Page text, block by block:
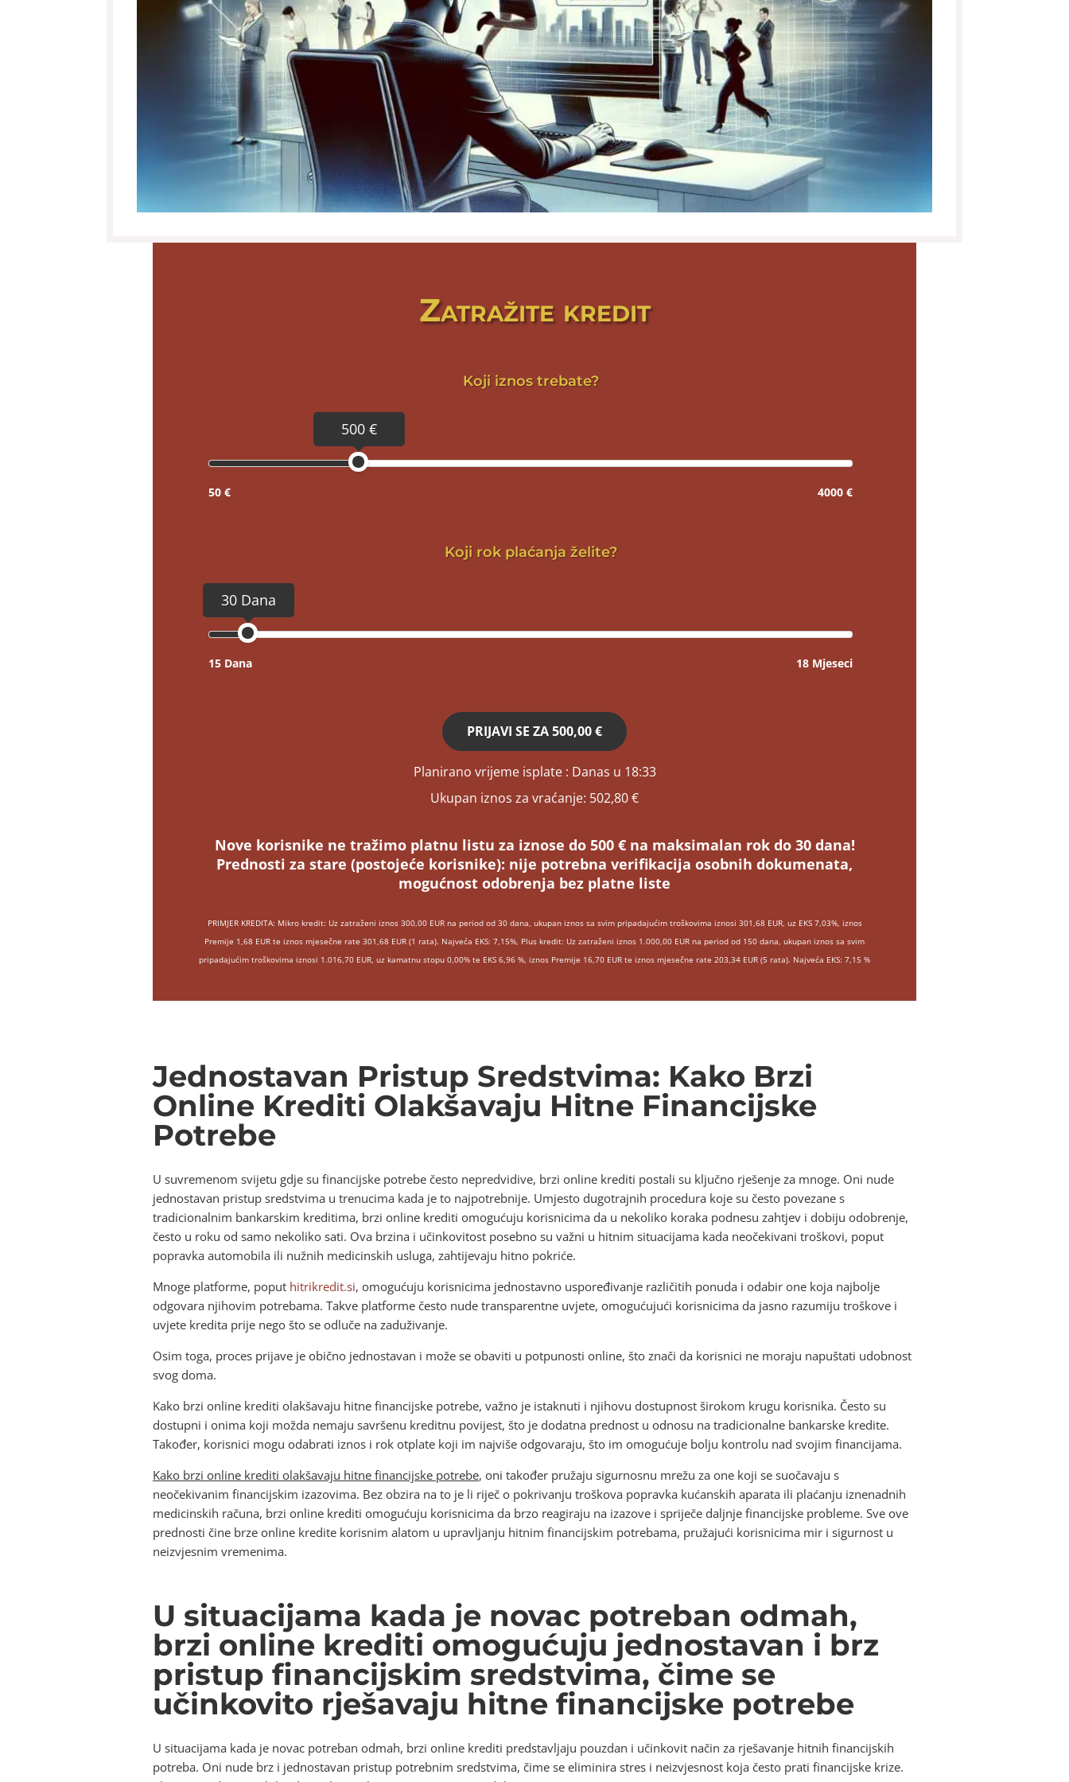
Zatražite kredit
Koji iznos trebate?
500 €
50 € 4000 €
Koji rok plaćanja želite?
30 Dana
15 Dana 18 Mjeseci
PRIJAVI SE ZA500,00 €
Planirano vrijeme isplate : Danas u 18:33
Ukupan iznos za vraćanje: 502,80 €
Nove korisnike ne tražimo platnu listu za iznose do 500 € na maksimalan rok do 30 dana!
Prednosti za stare (postojeće korisnike): nije potrebna verifikacija osobnih dokumenata,
mogućnost odobrenja bez platne liste
PRIMJER KREDITA: Mikro kredit: Uz zatraženi iznos 300,00 EUR na period od 30 dana, ukupan iznos sa svim pripadajućim troškovima iznosi 301,68 EUR, uz EKS 7,03%, iznos
Premije 1,68 EUR te iznos mjesečne rate 301,68 EUR (1 rata). Najveća EKS: 7,15%, Plus kredit: Uz zatraženi iznos 1.000,00 EUR na period od 150 dana, ukupan iznos sa svim
pripadajućim troškovima iznosi 1.016,70 EUR, uz kamatnu stopu 0,00% te EKS 6,96 %, iznos Premije 16,70 EUR te iznos mjesečne rate 203,34 EUR (5 rata). Najveća EKS: 7,15 %
Jednostavan Pristup Sredstvima: Kako Brzi
Online Krediti Olakšavaju Hitne Financijske
Potrebe
U suvremenom svijetu gdje su financijske potrebe često nepredvidive, brzi online krediti postali su ključno rješenje za mnoge. Oni nude
jednostavan pristup sredstvima u trenucima kada je to najpotrebnije. Umjesto dugotrajnih procedura koje su često povezane s
tradicionalnim bankarskim kreditima, brzi online krediti omogućuju korisnicima da u nekoliko koraka podnesu zahtjev i dobiju odobrenje,
često u roku od samo nekoliko sati. Ova brzina i učinkovitost posebno su važni u hitnim situacijama kada neočekivani troškovi, poput
popravka automobila ili nužnih medicinskih usluga, zahtijevaju hitno pokriće.
Mnoge platforme, poput hitrikredit.si, omogućuju korisnicima jednostavno uspoređivanje različitih ponuda i odabir one koja najbolje
odgovara njihovim potrebama. Takve platforme često nude transparentne uvjete, omogućujući korisnicima da jasno razumiju troškove i
uvjete kredita prije nego što se odluče na zaduživanje.
Osim toga, proces prijave je obično jednostavan i može se obaviti u potpunosti online, što znači da korisnici ne moraju napuštati udobnost
svog doma.
Kako brzi online krediti olakšavaju hitne financijske potrebe, važno je istaknuti i njihovu dostupnost širokom krugu korisnika. Često su
dostupni i onima koji možda nemaju savršenu kreditnu povijest, što je dodatna prednost u odnosu na tradicionalne bankarske kredite.
Također, korisnici mogu odabrati iznos i rok otplate koji im najviše odgovaraju, što im omogućuje bolju kontrolu nad svojim financijama.
Kako brzi online krediti olakšavaju hitne financijske potrebe, oni također pružaju sigurnosnu mrežu za one koji se suočavaju s
neočekivanim financijskim izazovima. Bez obzira na to je li riječ o pokrivanju troškova popravka kućanskih aparata ili plaćanju iznenadnih
medicinskih računa, brzi online krediti omogućuju korisnicima da brzo reagiraju na izazove i spriječe daljnje financijske probleme. Sve ove
prednosti čine brze online kredite korisnim alatom u upravljanju hitnim financijskim potrebama, pružajući korisnicima mir i sigurnost u
neizvjesnim vremenima.
U situacijama kada je novac potreban odmah,
brzi online krediti omogućuju jednostavan i brz
pristup financijskim sredstvima, čime se
učinkovito rješavaju hitne financijske potrebe
U situacijama kada je novac potreban odmah, brzi online krediti predstavljaju pouzdan i učinkovit način za rješavanje hitnih financijskih
potreba. Oni nude brz i jednostavan pristup potrebnim sredstvima, čime se eliminira stres i neizvjesnost koja često prati financijske krize.